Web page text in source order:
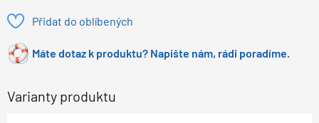
Přidat do oblíbených
Máte dotaz k produktu? Napište nám, rádi poradíme.
Varianty produktu